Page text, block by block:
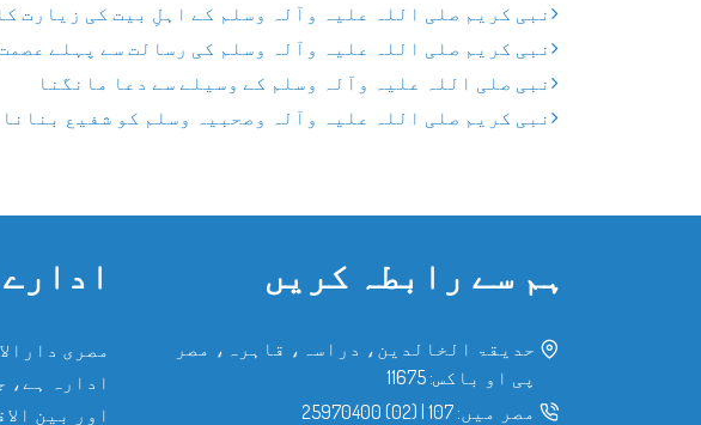
نبی کریم صلی اللہ علیہ وآلہ وسلم کے اہلِ بیت کی زیارت
نبی کریم صلی اللہ علیہ وآلہ وسلم کی رسالت سے پہلے
نبی صلی اللہ علیہ وآلہ وسلم کے وسیلے سے دعا مانگنا
نبی کریم صلی اللہ علیہ وآلہ وصحبیہ وسلم کو شفیع بنانا
ہم سے رابطہ کریں
حدیقۃ الخالدین، دراسہ، قاہرہ، مصر
پی او باکس: 11675
مصر میں: 107
(02) 25970400
مصری
ادارہ ہے،
اور بین